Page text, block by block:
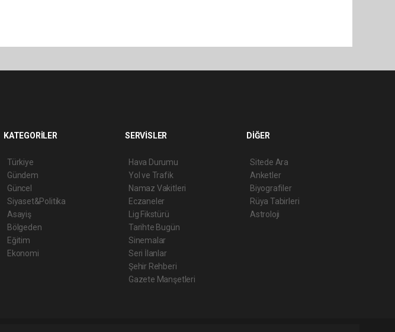
KATEGORİLER
Türkiye
Gündem
Güncel
Siyaset&Politika
Asayiş
Bölgeden
Eğitim
Ekonomi
SERVİSLER
Hava Durumu
Yol ve Trafik
Namaz Vakitleri
Eczaneler
Lig Fikstürü
Tarihte Bugün
Sinemalar
Seri İlanlar
Şehir Rehberi
Gazete Manşetleri
DİĞER
Sitede Ara
Anketler
Biyografiler
Rüya Tabirleri
Astroloji